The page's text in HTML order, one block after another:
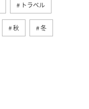
トラベル
秋 冬